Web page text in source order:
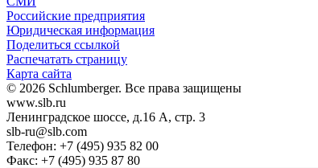
Российские предприятия
Юридическая информация
Поделиться ссылкой
Распечатать страницу
Карта сайта
© 2026 Schlumberger. Все права защищены
www.slb.ru
Ленинградское шоссе, д.16 А, стр. 3
slb-ru@slb.com
Телефон: +7 (495) 935 82 00
Факс: +7 (495) 935 87 80